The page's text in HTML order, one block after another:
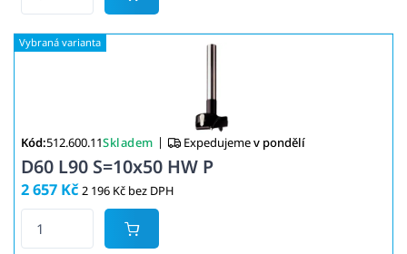
Kód:512.600.11Skladem | Expedujemev pondělí
D60 L90 S=10x50 HW P
2 657 Kč 2 196 Kč bez DPH